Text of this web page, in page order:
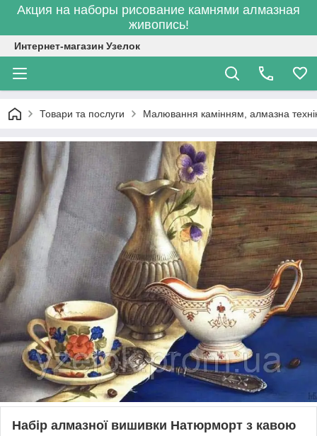
Акция на наборы рисование камнями алмазная
живопись!
Интернет-магазин Узелок
Товари та послуги Малювання камінням, алмазна
Набір алмазної вишивки Натюрморт з кавою